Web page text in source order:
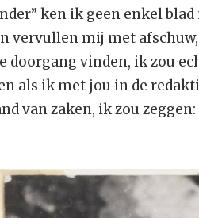
ken ik geen enkel
vervullen mij met
doorgang vinden, ik zou
als ik met jou in de
van zaken, ik zou